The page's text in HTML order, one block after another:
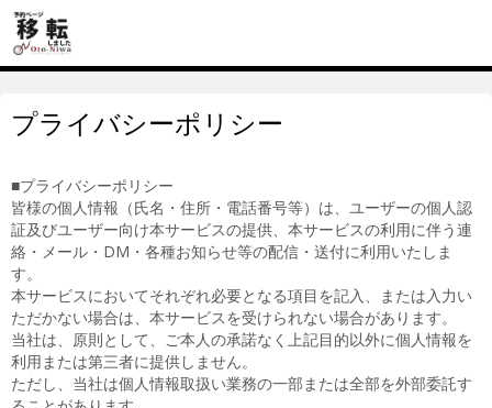
プライバシーポリシー
■プライバシーポリシー
皆様の個人情報（氏名・住所・電話番号等）は、ユーザーの個人認
証及びユーザー向け本サービスの提供、本サービスの利用に伴う連
絡・メール・DM・各種お知らせ等の配信・送付に利用いたしま
す。
本サービスにおいてそれぞれ必要となる項目を記入、または入力い
ただかない場合は、本サービスを受けられない場合があります。
当社は、原則として、ご本人の承諾なく上記目的以外に個人情報を
利用または第三者に提供しません。
ただし、当社は個人情報取扱い業務の一部または全部を外部委託す